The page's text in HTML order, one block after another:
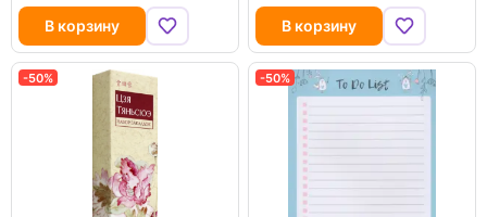
В корзину В корзину
-50% -50%